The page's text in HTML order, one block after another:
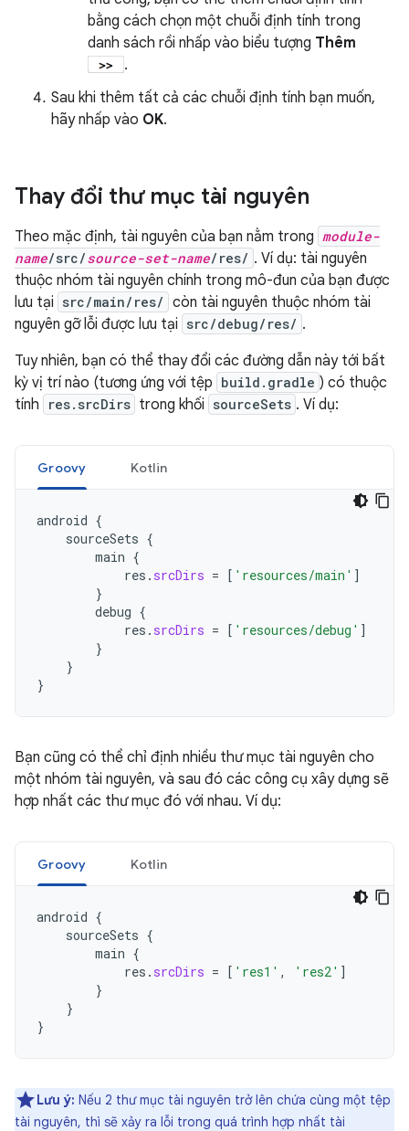
bằng cách chọn một chuỗi định tính trong
danh sách rồi nhấp vào biểu tượng Thêm
.
Sau khi thêm tất cả các chuỗi định tính bạn muốn,
hãy nhấp vào OK.
Thay đổi thư mục tài nguyên
Theo mặc định, tài nguyên của bạn nằm trong module-
name/src/source-set-name/res/ . Ví dụ: tài nguyên
thuộc nhóm tài nguyên chính trong mô-đun của bạn được
lưu tại src/main/res/ còn tài nguyên thuộc nhóm tài
nguyên gỡ lỗi được lưu tại src/debug/res/ .
Tuy nhiên, bạn có thể thay đổi các đường dẫn này tới bất
kỳ vị trí nào (tương ứng với tệp build.gradle ) có thuộc
tính
res.srcDirs trong khối sourceSets . Ví dụ:
Groovy Kotlin
android {
sourceSets {
main {
res . srcDirs = [ 'resources/main' ]
}
debug {
res . srcDirs = [ 'resources/debug' ]
}
}
}
Bạn cũng có thể chỉ định nhiều thư mục tài nguyên cho
một nhóm tài nguyên, và sau đó các công cụ xây dựng sẽ
hợp nhất các thư mục đó với nhau. Ví dụ:
Groovy Kotlin
android {
sourceSets {
main {
res . srcDirs = [ 'res1' , 'res2' ]
}
}
}
Lưu ý: Nếu 2 thư mục tài nguyên trở lên chứa cùng một tệp
tài nguyên, thì sẽ xảy ra lỗi trong quá trình hợp nhất tài